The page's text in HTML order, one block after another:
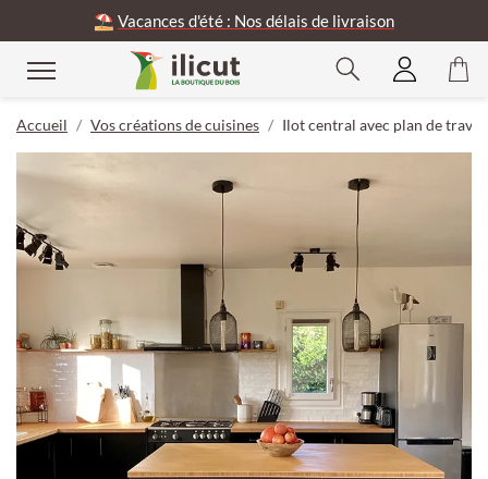
⛱️ Vacances d'été : Nos délais de livraison
Accueil Vos créations de cuisines Ilot central avec plan de